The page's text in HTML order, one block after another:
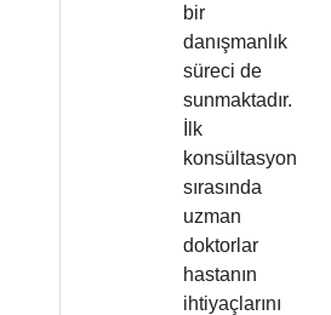
bir
danışmanlık
süreci de
sunmaktadır.
İlk
konsültasyon
sırasında
uzman
doktorlar
hastanın
ihtiyaçlarını